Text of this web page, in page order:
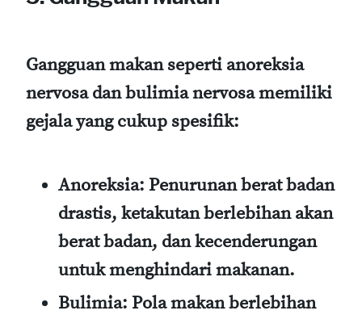
Gangguan makan seperti anoreksia
nervosa dan bulimia nervosa memiliki
gejala yang cukup spesifik:
Anoreksia: Penurunan berat badan
drastis, ketakutan berlebihan akan
berat badan, dan kecenderungan
untuk menghindari makanan.
Bulimia: Pola makan berlebihan